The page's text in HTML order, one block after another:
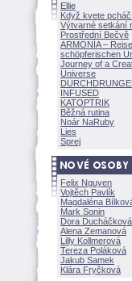
Ellie
Když kvete
Výtvarné setkání
Prostřední Bečvě
ARMONÍA –
schöpferischen
Journey of a
Universe
INFUSED
KATOPTRIK
Běžná rutina
Noár NaRuby
Lies
Sprej
Felix Nguyen
Vojtěch Pavlík
Magdaléna
Mark Sonin
Dora Ducháčkov
Alena Zemanov
Lilly Kollmerov
Tereza Polákov
Jakub Samek
Klára Fryčkov